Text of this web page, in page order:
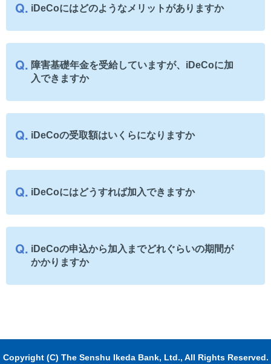
iDeCoにはどのようなメリットがありますか
障害基礎年金を受給していますが、iDeCoに加
入できますか
iDeCoの受取額はいくらになりますか
iDeCoにはどうすれば加入できますか
iDeCoの申込から加入までどれぐらいの期間が
かかりますか
Copyright (C) The Senshu Ikeda Bank, Ltd., All Rights Reserved.